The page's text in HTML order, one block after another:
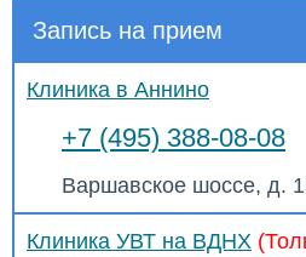
Запись на прием
Клиника в Аннино
+7 (495) 388-08-08
Варшавское шоссе, д.
Клиника УВТ на ВДНХ